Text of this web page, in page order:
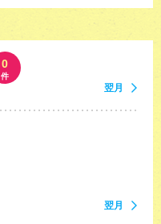
0
件
翌月
翌月